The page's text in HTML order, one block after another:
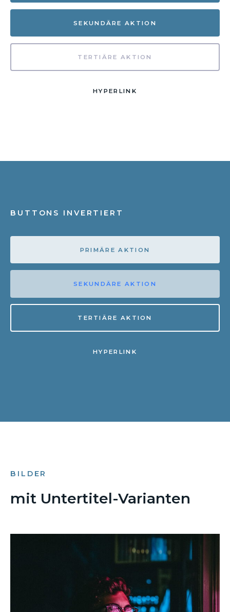
SEKUNDÄRE AKTION
TERTIÄRE AKTION
HYPERLINK
BUTTONS INVERTIERT
PRIMÄRE AKTION
SEKUNDÄRE AKTION
TERTIÄRE AKTION
HYPERLINK
BILDER
mit Untertitel-Varianten